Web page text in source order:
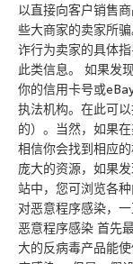
以直接向客户销售
些大商家的卖家所
诈行为卖家的具体
此类信息。 如果发
你的信用卡号或
执法机构。在此可
的）。当然，如果
相信你会找到相应
庞大的资源，如果
站中，您可浏览各
对恶意程序感染，
恶意程序感染 首先
大的反病毒产品能